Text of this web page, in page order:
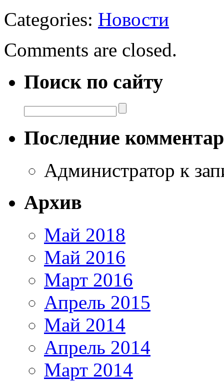
Categories: Новости
Comments are closed.
Поиск по сайту
Последние
Администратор к
Архив
Май 2018
Май 2016
Март 2016
Апрель 2015
Май 2014
Апрель 2014
Март 2014